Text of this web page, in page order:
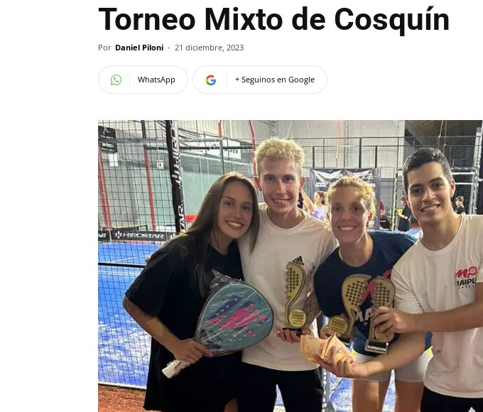
Torneo Mixto de Cosquín
Por Daniel Piloni - 21 diciembre, 2023
WhatsApp + Seguinos en Google